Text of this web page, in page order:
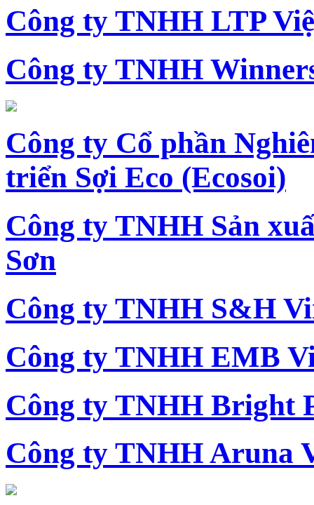
Công ty TNHH LTP
Công ty TNHH
Công ty Cổ phần
triển Sợi Eco (Ecosoi)
Công ty TNHH Sản
Sơn
Công ty TNHH S&H
Công ty TNHH EMB
Công ty TNHH Bright
Công ty TNHH Aruna